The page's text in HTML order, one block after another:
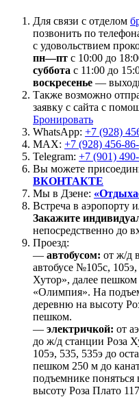
Для связи с отделом
позвонить по
с удовольствием
пн—пт с 10:00 до
суббота с 11:00 до
воскресенье —
Также возможно
заявку с сайта с
Бронировать
WhatsApp: +7 (928)
MAX: +7 (928) 456-
Telegram: +7 (901)
Вы можете
ВКОНТАКТЕ
Мы в Дзене:
Встреча в аэропорту
Закажите
непосредственно до
Проезд:
— автобусом: от ж/д
автобусе №105с,
Хутор», далее
«Олимпия». На
деревню на высоту
пешком.
— электричкой: от
до ж/д станции Роза
105э, 535, 535э до
пешком 250 м до
подъемнике
высоту Роза Плато